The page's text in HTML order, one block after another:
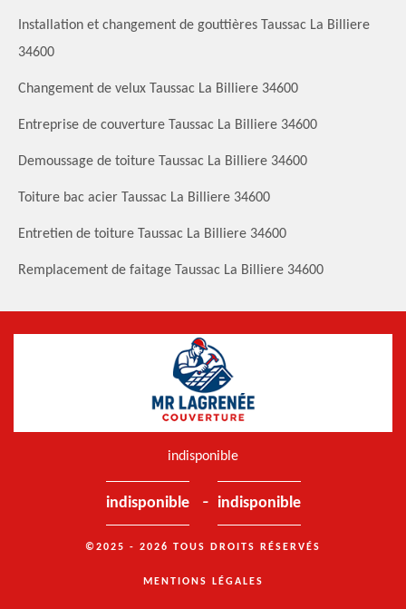
Installation et changement de gouttières Taussac La Billiere
34600
Changement de velux Taussac La Billiere 34600
Entreprise de couverture Taussac La Billiere 34600
Demoussage de toiture Taussac La Billiere 34600
Toiture bac acier Taussac La Billiere 34600
Entretien de toiture Taussac La Billiere 34600
Remplacement de faitage Taussac La Billiere 34600
indisponible
indisponible - indisponible
©2025 - 2026 TOUS DROITS RÉSERVÉS
MENTIONS LÉGALES